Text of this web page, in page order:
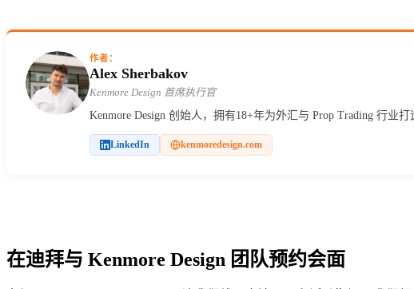
作者：
Alex Sherbakov
Kenmore Design 首席执行官
Kenmore Design 创始人，拥有18+年为外汇与 Prop Trading 行业
LinkedIn kenmoredesign.com
在迪拜与 Kenmore Design 团队预约会面